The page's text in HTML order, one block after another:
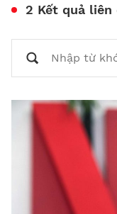
2 Kết quả liên